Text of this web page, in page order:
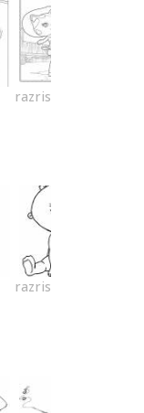
razrisyika
razrisyika